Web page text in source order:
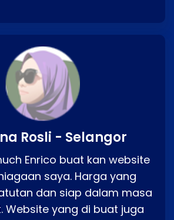
Rosli - Selangor
Enrico buat kan website
saya. Harga yang
dan siap dalam masa
Website yang di buat juga